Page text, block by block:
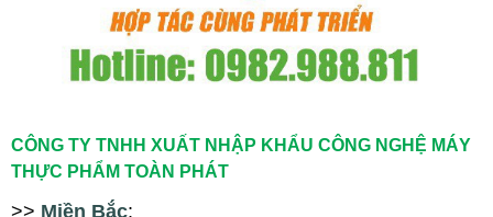
CÔNG TY TNHH XUẤT NHẬP KHẨU CÔNG NGHỆ MÁY
THỰC PHẨM TOÀN PHÁT
>> Miền Bắc: